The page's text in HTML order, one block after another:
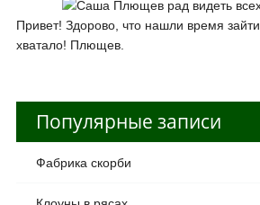
Привет! Здорово, что нашли время
хватало! Плющев.
Популярные записи
Фабрика скорби